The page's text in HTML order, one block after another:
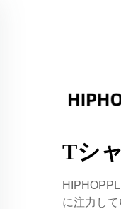
Tシ
に注力し